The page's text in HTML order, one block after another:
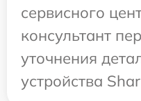
сервисного
консультант
уточнения
устройства